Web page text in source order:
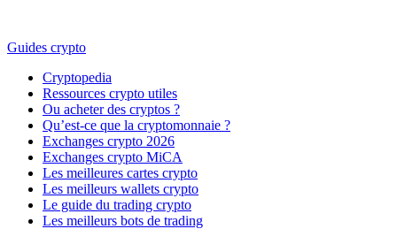
Guides crypto
Cryptopedia
Ressources crypto utiles
Ou acheter des cryptos ?
Qu’est-ce que la cryptomonnaie ?
Exchanges crypto 2026
Exchanges crypto MiCA
Les meilleures cartes crypto
Les meilleurs wallets crypto
Le guide du trading crypto
Les meilleurs bots de trading